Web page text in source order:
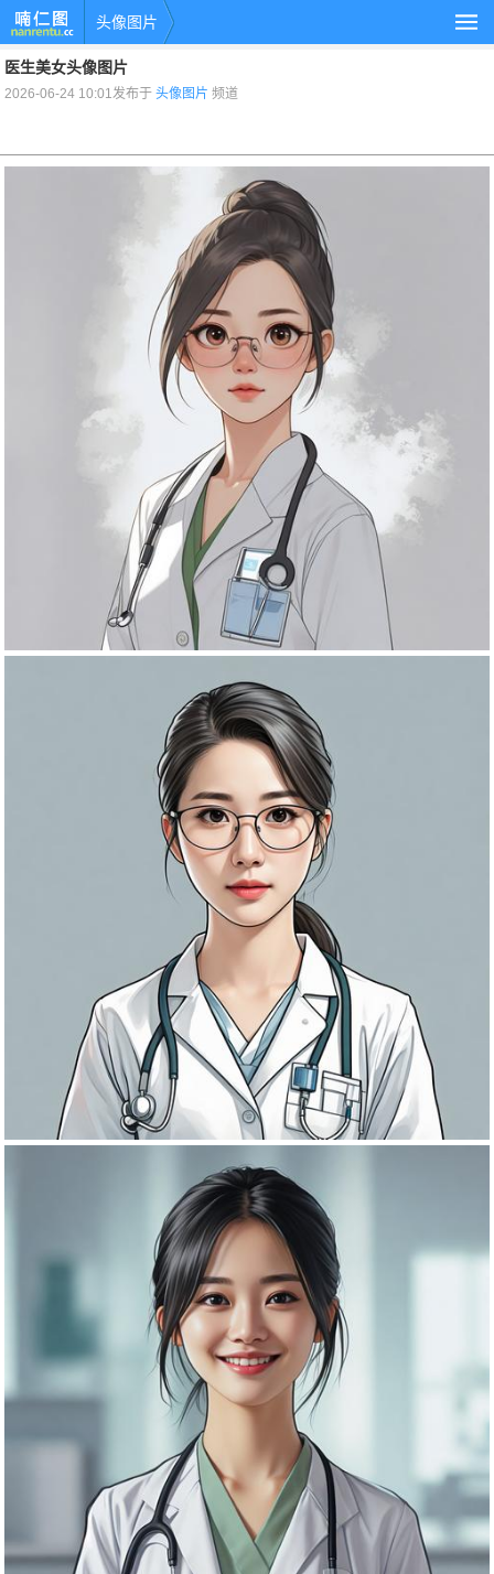
头像图片
医生美女头像图片
2026-06-24 10:01发布于头像图片 频道